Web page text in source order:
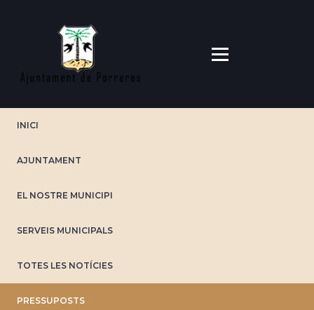
INICI
AJUNTAMENT
EL NOSTRE MUNICIPI
SERVEIS MUNICIPALS
TOTES LES NOTÍCIES
PRESSUPOSTS